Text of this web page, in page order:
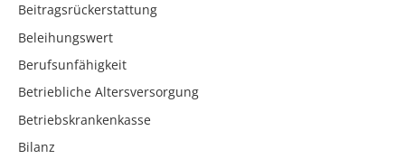
Beitragsrückerstattung
Beleihungswert
Berufsunfähigkeit
Betriebliche Altersversorgung
Betriebskrankenkasse
Bilanz